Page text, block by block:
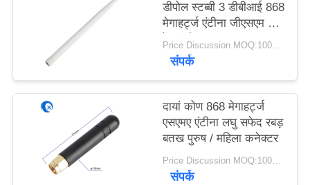
PRIVACY
POLICY
डीपोल स्टब्बी 3 डीबीआई 868
मेगाहर्ट्ज एंटीना जीएसएम लांग
रेंज एंटीना
Price Discussion MOQ:100PCS
संपर्क
दायां कोण 868 मेगाहर्ट्ज
एसएमए एंटीना लघु सफेद रबड़
बतख पुरुष / महिला कनेक्टर
Price Discussion MOQ:100PCS
संपर्क